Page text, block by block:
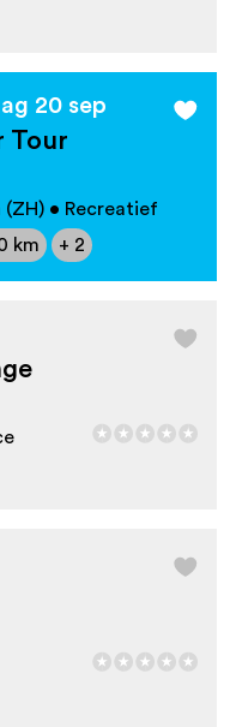
20 sep
Tour
• Recreatief
km + 2